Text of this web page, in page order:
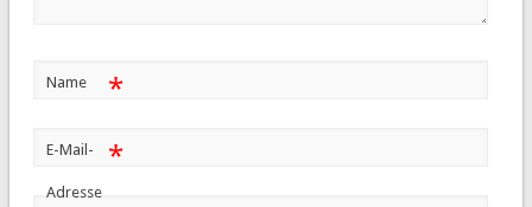
Name *
E-Mail-
Adresse
*